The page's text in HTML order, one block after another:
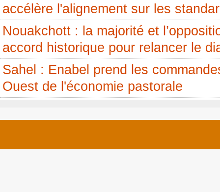
accélère l'alignement sur les
Nouakchott : la majorité et
accord historique pour relancer le
Sahel : Enabel prend les
Ouest de l'économie pastorale